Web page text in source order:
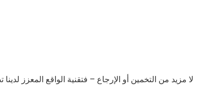
لا مزيد من التخمين أو الإرجاع – فتقنية الواقع المعزز